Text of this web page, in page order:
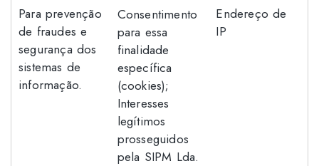
Para prevenção
de fraudes e
segurança dos
sistemas de
informação.
Consentimento
para essa
finalidade
específica
(cookies);
Interesses
legítimos
prosseguidos
pela SIPM Lda.
Endereço de
IP